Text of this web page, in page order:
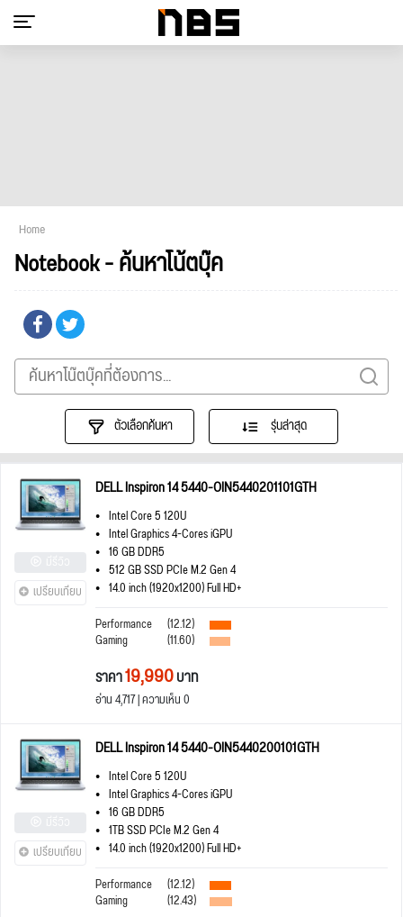
Home
Notebook - ค้นหาโน้ตบุ๊ค
ตัวเลือกค้นหา รุ่นล่าสุด
เปรียบเทียบ
DELL Inspiron 14 5440-OIN5440201101GTH
Intel Core 5 120U
Intel Graphics 4-Cores iGPU
16 GB DDR5
512 GB SSD PCIe M.2 Gen 4
14.0 inch (1920x1200) Full HD+
Performance
(12.12)
Gaming (11.60)
ราคา19,990บาท
อ่าน 4,717 | ความเห็น 0
เปรียบเทียบ
DELL Inspiron 14 5440-OIN5440200101GTH
Intel Core 5 120U
Intel Graphics 4-Cores iGPU
16 GB DDR5
1TB SSD PCIe M.2 Gen 4
14.0 inch (1920x1200) Full HD+
Performance
(12.12)
Gaming (12.43)